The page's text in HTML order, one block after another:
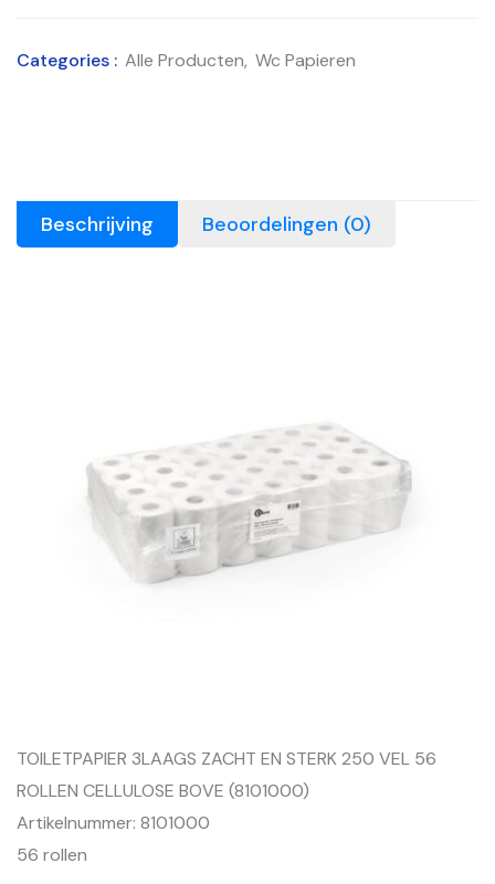
Categories : Alle Producten, Wc Papieren
Beschrijving Beoordelingen (0)
TOILETPAPIER 3LAAGS ZACHT EN STERK 250 VEL 56
ROLLEN CELLULOSE BOVE (8101000)
Artikelnummer: 8101000
56 rollen